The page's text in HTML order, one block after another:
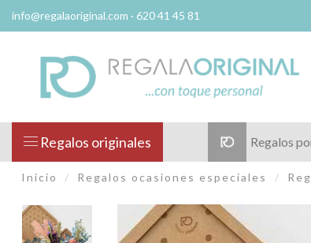
info@regalaoriginal.com · 620 41 45 81
Regalos originales Regalos
Inicio Regalos ocasiones especiales